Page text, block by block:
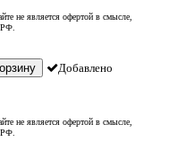
не является офертой в смысле,
РФ.
Добавлено
не является офертой в смысле,